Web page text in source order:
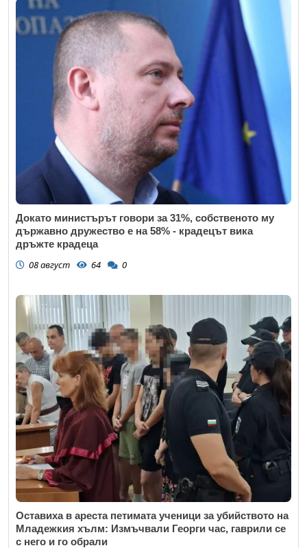
Докато министърът говори за 31%, собственото му
държавно дружество е на 58% - крадецът вика
дръжте крадеца
08 август 64 0
Оставиха в ареста петимата ученици за убийството на
Младежкия хълм: Измъчвали Георги час, гаврили се
с него и го обрали